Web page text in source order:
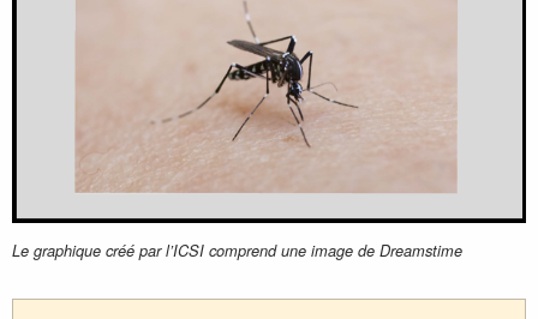
Le graphique créé par l’ICSI comprend une image de Dreamstime